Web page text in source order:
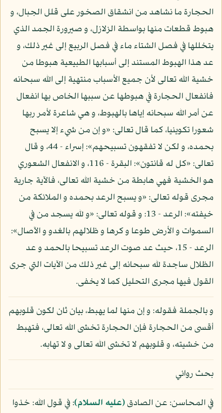
الحجارة ما نشاهد من انشقاق الصخور على قلل الجبال، و
هبوط قطعات منها بواسطة الزلازل، و صيرورة الجمد الذي
يتخللها في فصل الشتاء ماء في فصل الربيع إلى غير ذلك، و
عد هذا الهبوط المستند إلى أسبابها الطبيعية هبوطا من
خشية الله تعالى لأن جميع الأسباب منتهية إلى الله سبحانه
فانفعال الحجارة في هبوطها عن سببها الخاص بها انفعال
عن أمر الله سبحانه إياها بالهبوط، و هي شاعرة لأمر ربها
شعورا تكوينيا، كما قال تعالى: «و إن من شيء إلا يسبح
بحمده، و لكن لا تفقهون تسبيحهم»: إسراء - 44، و قال
تعالى: «كل له قانتون»: البقرة - 116، و الانفعال الشعوري
هو الخشية فهي هابطة من خشية الله تعالى، فالآية جارية
مجرى قوله تعالى: «و يسبح الرعد بحمده و الملائكة من
خيفته»: الرعد - 13: و قوله تعالى: «و لله يسجد من في
السموات و الأرض طوعا و كرها و ظلالهم بالغدو و الآصال»:
الرعد - 15، حيث عد صوت الرعد تسبيحا بالحمد و عد
الظلال ساجدة لله سبحانه إلى غير ذلك من الآيات التي جرى
القول فيها مجرى التحليل كما لا يخفى.
و بالجملة فقوله: و إن منها لما يهبط، بيان ثان لكون قلوبهم
أقسى من الحجارة فإن الحجارة تخشى الله تعالى، فتهبط
من خشيته، و قلوبهم لا تخشى الله تعالى و لا تهابه.
بحث روائي
في المحاسن: عن الصادق(عليه السلام): في قول الله: خذوا